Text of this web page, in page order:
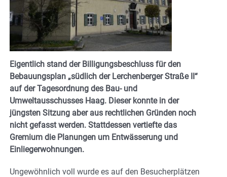
Eigentlich stand der Billigungsbeschluss für den
Bebauungsplan „südlich der Lerchenberger Straße II“
auf der Tagesordnung des Bau- und
Umweltausschusses Haag. Dieser konnte in der
jüngsten Sitzung aber aus rechtlichen Gründen noch
nicht gefasst werden. Stattdessen vertiefte das
Gremium die Planungen um Entwässerung und
Einliegerwohnungen.
Ungewöhnlich voll wurde es auf den Besucherplätzen